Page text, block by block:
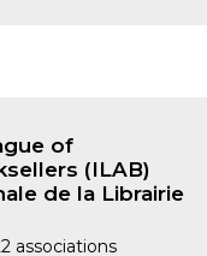
of
(ILAB)
de la Librairie
associations